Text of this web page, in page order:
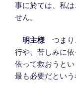
事に於ては、私
せん。
明主様つまり
行や、苦しみに
依って救おうと
最も必要だという